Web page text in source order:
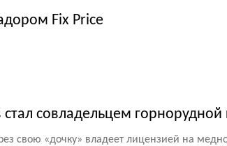
Fix Price
совладельцем
свою «дочку» владеет лицензией на